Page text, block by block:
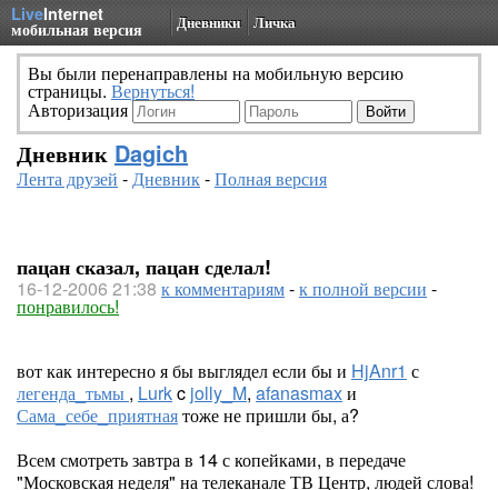
LiveInternet
мобильная версия Дневники Личка
Вы были перенаправлены на мобильную версию
страницы. Вернуться!
Авторизация
Дневник Dagich
Лента друзей -Дневник-Полная версия
пацан сказал, пацан сделал!
16-12-2006 21:38 к комментариям-к полной версии -
понравилось!
вот как интересно я бы выглядел если бы и HjAnr1 с
легенда_тьмы , Lurkc jolly_M, afanasmaxи
Сама_себе_приятнаятоже не пришли бы, а?
Всем смотреть завтра в 14 с копейками, в передаче
"Московская неделя" на телеканале ТВ Центр, людей слова!